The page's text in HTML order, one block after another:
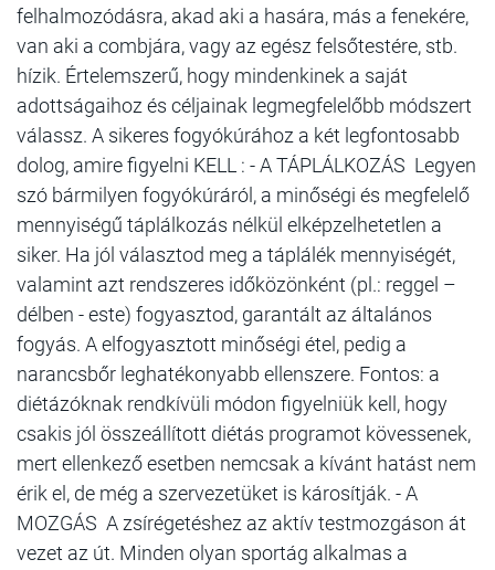
felhalmozódásra, akad aki a hasára, más a fenekére,
van aki a combjára, vagy az egész felsőtestére, stb.
hízik. Értelemszerű, hogy mindenkinek a saját
adottságaihoz és céljainak legmegfelelőbb módszert
válassz. A sikeres fogyókúrához a két legfontosabb
dolog, amire figyelni KELL : - A TÁPLÁLKOZÁS Legyen
szó bármilyen fogyókúráról, a minőségi és megfelelő
mennyiségű táplálkozás nélkül elképzelhetetlen a
siker. Ha jól választod meg a táplálék mennyiségét,
valamint azt rendszeres időközönként (pl.: reggel –
délben - este) fogyasztod, garantált az általános
fogyás. A elfogyasztott minőségi étel, pedig a
narancsbőr leghatékonyabb ellenszere. Fontos: a
diétázóknak rendkívüli módon figyelniük kell, hogy
csakis jól összeállított diétás programot kövessenek,
mert ellenkező esetben nemcsak a kívánt hatást nem
érik el, de még a szervezetüket is károsítják. - A
MOZGÁS A zsírégetéshez az aktív testmozgáson át
vezet az út. Minden olyan sportág alkalmas a